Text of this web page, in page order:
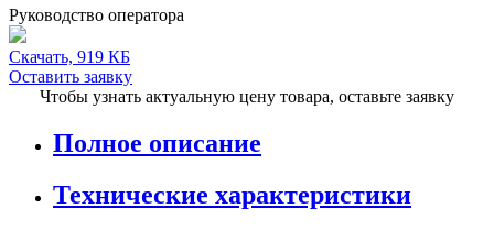
Руководство оператора
Скачать, 919 КБ
Оставить заявку
Чтобы узнать актуальную цену товара, оставьте заявку
Полное описание
Технические характеристики